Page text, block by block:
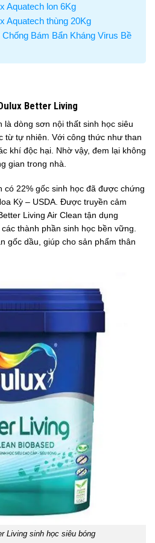
Aquatech lon 6Kg
Aquatech thùng 20Kg
Bám Bẩn Kháng Virus Bề
Better Living
là dòng sơn nội thất sinh học siêu
từ tự nhiên. Với công thức như than
khí độc hại. Nhờ vậy, đem lại không
gian trong nhà.
có 22% gốc sinh học đã được chứng
Kỳ – USDA. Được truyền cảm
Living Air Clean tận dụng
thành phần sinh học bền vững.
gốc dầu, giúp cho sản phẩm thân
Living sinh học siêu bóng